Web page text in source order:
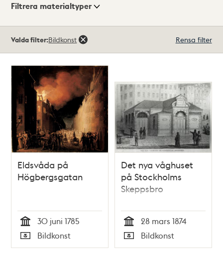
Visningsläge
Filtrera materialtyper
träffar
Valda filter:Bildkonst Rensa filter
Eldsvåda på
Högbergsgatan
Tid
30 juni 1785
Typ
Bildkonst
Det nya våghuset
på Stockholms
Skeppsbro
Tid
28 mars 1874
Typ
Bildkonst